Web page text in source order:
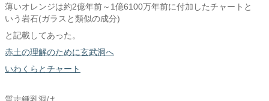
薄いオレンジは約2億年前～1億6100万年前に付加したチャートと
いう岩石(ガラスと類似の成分)
と記載してあった。
赤土の理解のために玄武洞へ
いわくらとチャート